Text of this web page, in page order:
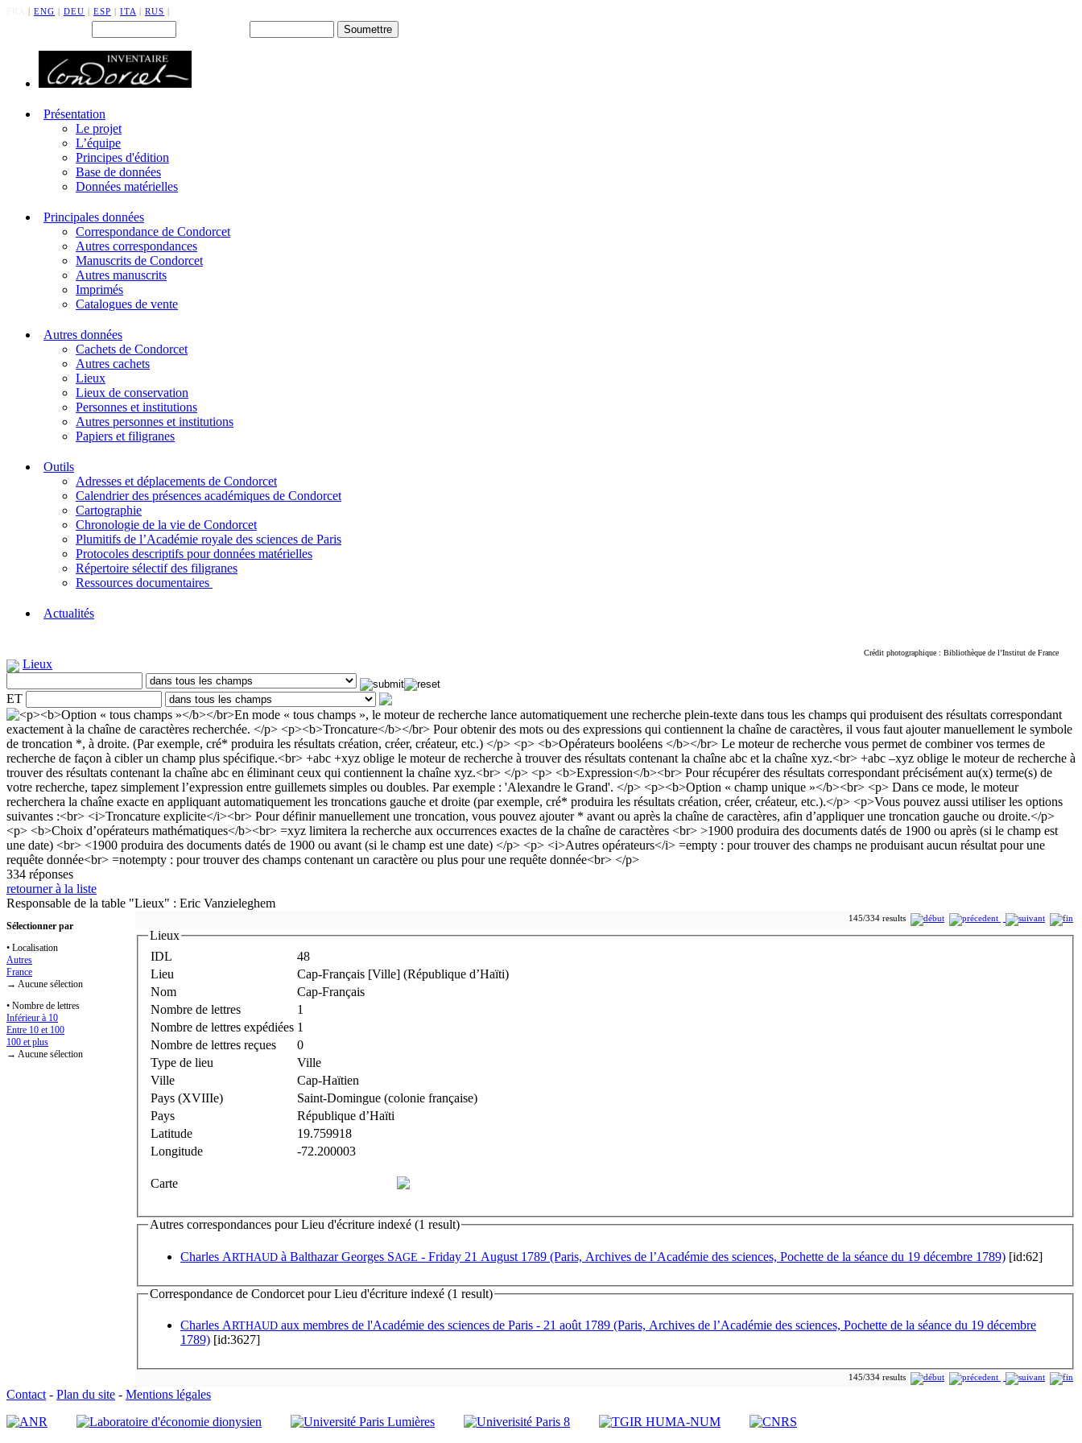
| ENG | DEU | ESP | ITA | RUS |
Présentation
Le projet
L’équipe
Principes d'édition
Base de données
Données matérielles
Principales données
Correspondance de Condorcet
Autres correspondances
Manuscrits de Condorcet
Autres manuscrits
Imprimés
Catalogues de vente
Autres données
Cachets de Condorcet
Autres cachets
Lieux
Lieux de conservation
Personnes et institutions
Autres personnes et institutions
Papiers et filigranes
Outils
Adresses et déplacements de Condorcet
Calendrier des présences académiques de Condorcet
Cartographie
Chronologie de la vie de Condorcet
Plumitifs de l’Académie royale des sciences de Paris
Protocoles descriptifs pour données matérielles
Répertoire sélectif des filigranes
Ressources documentaires
Actualités
Crédit photographique : Bibliothèque de l’Institut de France
Lieux
ET
334 réponses
retourner à la liste
Responsable de la table "Lieux" : Eric Vanzieleghem
Sélectionner par
• Localisation
Autres
France
→ Aucune sélection
• Nombre de lettres
Inférieur à 10
Entre 10 et 100
100 et plus
→ Aucune sélection
145/334 results
Lieux
IDL
48
Lieu
Cap-Français [Ville] (République d’Haïti)
Nom
Cap-Français
Nombre de lettres
1
Nombre de lettres expédiées 1
Nombre de lettres reçues
0
Type de lieu
Ville
Ville
Cap-Haïtien
Pays (XVIIIe)
Saint-Domingue (colonie française)
Pays
République d’Haïti
Latitude
19.759918
Longitude
-72.200003
Carte
Autres correspondances pour Lieu d'écriture indexé (1 result)
Charles ARTHAUD à Balthazar Georges SAGE - Friday 21 August 1789 (Paris, Archives de l’Académie des sciences, Pochette de la séance du 19 décembre 1789) [id:62]
Correspondance de Condorcet pour Lieu d'écriture indexé (1 result)
Charles ARTHAUD aux membres de l'Académie des sciences de Paris - 21 août 1789 (Paris, Archives de l’Académie des sciences, Pochette de la séance du 19 décembre
1789) [id:3627]
145/334 results
Contact - Plan du site - Mentions légales